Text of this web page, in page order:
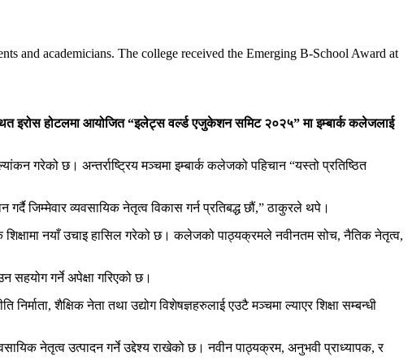
and academicians. The college received the Emerging B-School Award at
इरोस होटलमा आयोजित“इलेट्स वर्ल्ड एजुकेशन समिट २०२५”मा इम्बार्क कलेजलाई
गरेको छ। अन्तर्राष्ट्रिय मञ्चमा इम्बार्क कलेजको पहिचान “यस्तो प्रतिष्ठित
गर्दै जिम्मेवार व्यवसायिक नेतृत्व विकास गर्न प्रतिबद्ध छौं,” ठाकुरले थपे।
शिक्षामा नयाँ उचाइ हासिल गरेको छ। कलेजको पाठ्यक्रमले नवीनतम सोच, नैतिक नेतृत्व,
सहयोग गर्ने अपेक्षा गरिएको छ।
शैक्षिक नेता तथा उद्योग विशेषज्ञहरुलाई एउटै मञ्चमा ल्याएर शिक्षा सम्बन्धी
नेतृत्व उत्पादन गर्ने उद्देश्य राखेको छ। नवीन पाठ्यक्रम, अनुभवी प्राध्यापक, र